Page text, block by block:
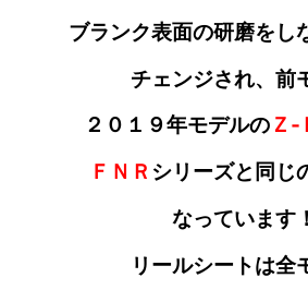
ブランク表面の研磨をし
チェンジされ、前
２０１９年モデルのＺ
ＦＮＲ シリーズと同じ
なっています！
リールシートは全